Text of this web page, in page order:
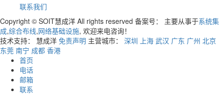
联系我们
Copyright © SOIT慧成洋 All rights reserved 备案号：
主要从事于系统集
成,综合布线,网络基础设施, 欢迎来电咨询！
技术支持： 慧成洋 免责声明 主营城市： 深圳 上海 武汉 广东 广州 北京
东莞 南宁 成都 香港
首页
电话
邮箱
联系